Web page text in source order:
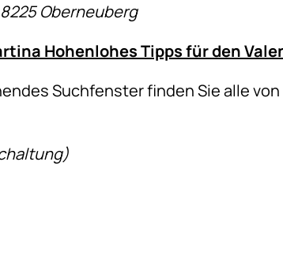
Oberneuberg
Hohenlohes Tipps für den
Suchfenster finden Sie alle